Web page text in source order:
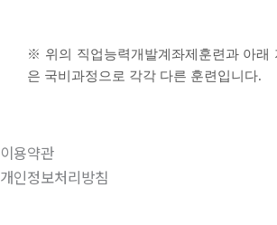
※ 위의 직업능력개발계좌제훈련과 아래
은 국비과정으로 각각 다른 훈련입니다.
이용약관
개인정보처리방침